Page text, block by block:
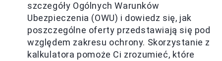
szczegóły Ogólnych Warunków
Ubezpieczenia (OWU) i dowiedz się, jak
poszczególne oferty przedstawiają się pod
względem zakresu ochrony. Skorzystanie z
kalkulatora pomoże Ci zrozumieć, które